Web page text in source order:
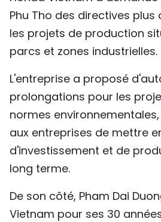
Phu Tho des directives
les projets de production
parcs et zones industrielles.
L'entreprise a proposé
prolongations pour les
normes
aux entreprises de mettre
d'investissement et de
long terme.
De son côté, Pham Dai
Vietnam pour ses 30